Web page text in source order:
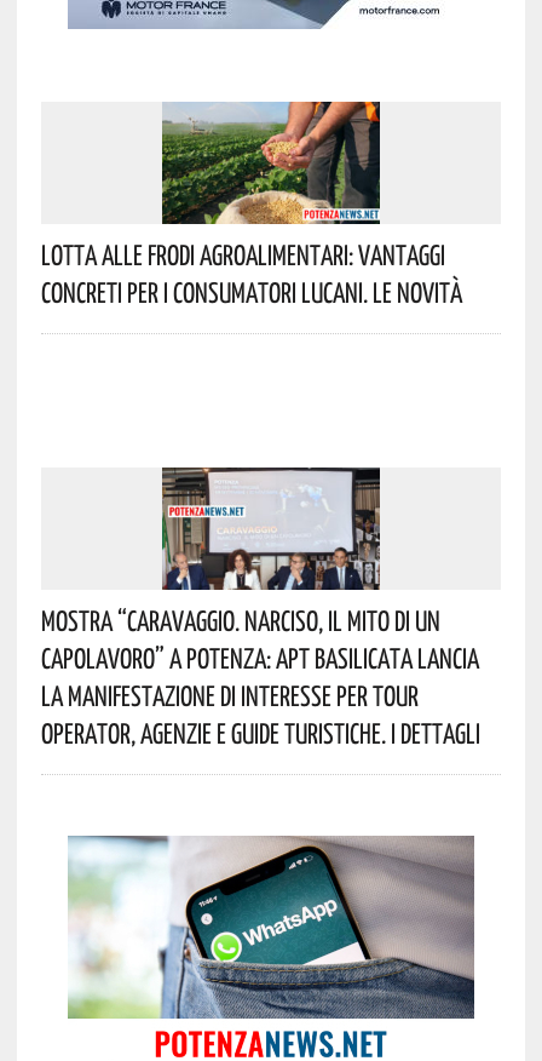
Lotta Alle Frodi Agroalimentari: Vantaggi
Concreti Per I Consumatori Lucani. Le Novità
Mostra “Caravaggio. Narciso, Il Mito Di Un
Capolavoro” A Potenza: APT Basilicata Lancia
La Manifestazione Di Interesse Per Tour
Operator, Agenzie E Guide Turistiche. I Dettagli